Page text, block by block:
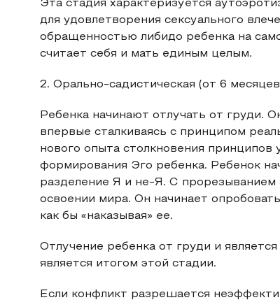
Эта стадия характеризуется
для удовлетворения сексуального
обращенностью либидо ребенка на
считает себя и мать единым целым.
2. Орально-садистическая (от 6
Ребенка начинают отлучать от груди.
впервые сталкиваясь с принципом
нового опыта столкновения принципов
формирования Эго ребенка. Ребенок
разделение Я и не-Я. С прорезыванием
освоении мира. Он начинает
как бы «наказывая» ее.
Отлучение ребенка от груди и
является итогом этой стадии.
Если конфликт разрешается